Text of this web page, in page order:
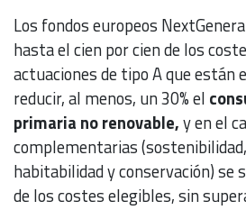
Los fondos europeos
hasta el cien por cien de los
actuaciones de tipo A que están
reducir, al menos, un 30% el
primaria no renovable,y en el
complementarias
habitabilidad y conservación) se
de los costes elegibles, sin